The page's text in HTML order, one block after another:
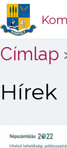
Jelenlegi
Címlap
Hírek